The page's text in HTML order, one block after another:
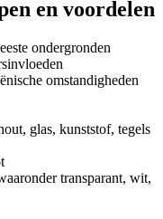
en voordelen
ondergronden
omstandigheden
glas, kunststof, tegels
transparant, wit,